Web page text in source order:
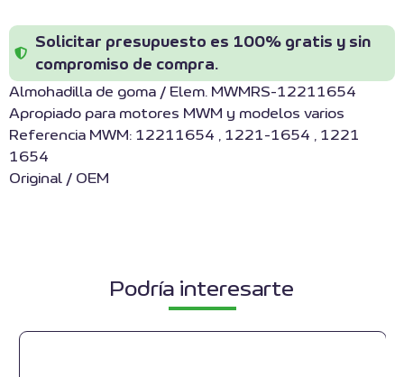
Solicitar presupuesto es 100% gratis y sin
compromiso de compra.
Almohadilla de goma / Elem. MWMRS-12211654
Apropiado para motores MWM y modelos varios
Referencia MWM: 12211654 , 1221-1654 , 1221
1654
Original / OEM
Podría interesarte